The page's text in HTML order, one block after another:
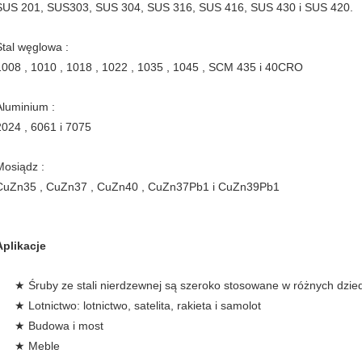
201, SUS303, SUS 304, SUS 316, SUS 416, SUS 430 i SUS 420.
węglowa :
, 1010 , 1018 , 1022 , 1035 , 1045 , SCM 435 i 40CRO
:
, 6061 i 7075
:
, CuZn37 , CuZn40 , CuZn37Pb1 i CuZn39Pb1
★ Śruby ze stali nierdzewnej są szeroko stosowane w różnych
★ Lotnictwo: lotnictwo, satelita, rakieta i samolot
★ Budowa i most
★ Meble